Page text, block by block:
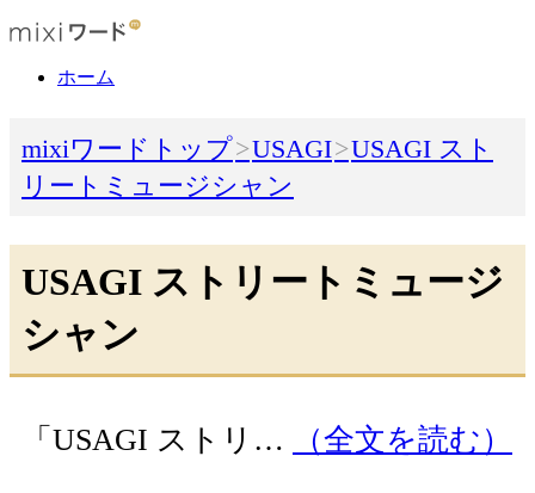
ホーム
mixiワードトップ USAGI
USAGI スト
リートミュージシャン
USAGI ストリートミュージ
シャン
「USAGI ストリ… （全文を読む）